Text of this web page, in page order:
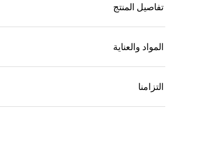
تفاصيل المنتج
المواد والعناية
التزامنا